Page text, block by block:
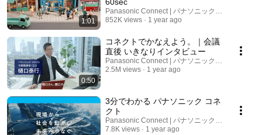
1:01
Panasonic Connect | パナソニック コネクト
852K views
1 year ago
0:50
コネクトでかなえよう。｜会議
直後 いきなりインタビュー
Panasonic Connect | パナソニック コネクト
2.5M views
1 year ago
3分でわかる パナソニック コネ
クト
Panasonic Connect | パナソニック コネクト
7.8K views
1 year ago